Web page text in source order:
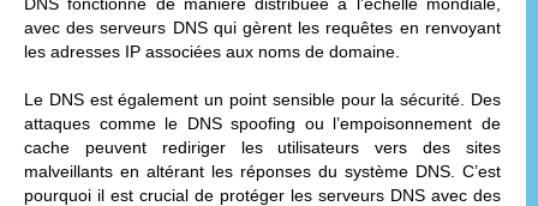
avec des serveurs DNS qui gèrent les requêtes en renvoyant
les adresses IP associées aux noms de domaine.
Le DNS est également un point sensible pour la sécurité. Des
attaques comme le DNS spoofing ou l’empoisonnement de
cache peuvent rediriger les utilisateurs vers des sites
malveillants en altérant les réponses du système DNS. C’est
pourquoi il est crucial de protéger les serveurs DNS avec des